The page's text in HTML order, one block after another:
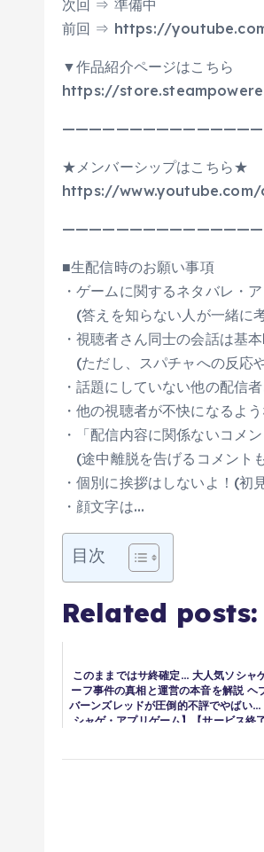
次回 ⇒ 準備中
前回 ⇒ https://
▼作品紹介ページはこちら
https://
★メンバーシップはこちら★
https://www.youtube.com/
■生配信時のお願い事項
・ゲームに関するネタバレ・
(答えを知らない人が一緒に
・視聴者さん同士の会話は基
(ただし、スパチャへの反応
・話題にしていない他の配信
・他の視聴者が不快になるよ
・「配信内容に関係ないコメ
(途中離脱を告げるコメント
・個別に挨拶はしないよ！(初
・顔文字は…
目次
Related posts:
このままではサ終確定… 大人気ソシャ
ーフ事件の真相と運営の本音を解説 ヘ
バーンズレッドが圧倒的不評でやばい…
シャゲ・アプリゲーム】【サービス終了